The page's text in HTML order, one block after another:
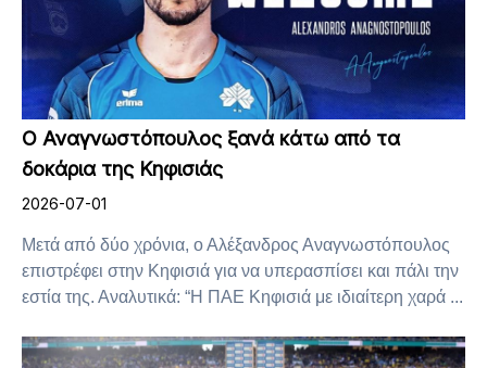
Ο Αναγνωστόπουλος ξανά κάτω από τα
δοκάρια της Κηφισιάς
2026-07-01
Μετά από δύο χρόνια, ο Αλέξανδρος Αναγνωστόπουλος
επιστρέφει στην Κηφισιά για να υπερασπίσει και πάλι την
εστία της. Αναλυτικά: “Η ΠΑΕ Κηφισιά με ιδιαίτερη χαρά ...